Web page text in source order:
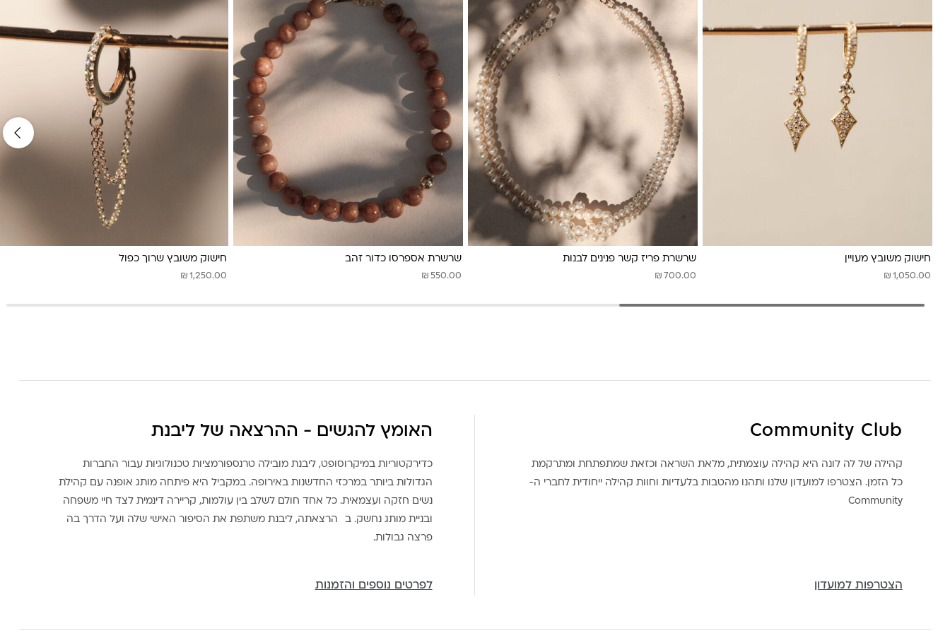
חישוק משובץ מעויין
₪ 1,050.00
שרשרת פריז קשר פנינים לבנות
₪ 700.00
שרשרת אספרסו כדור זהב
₪ 550.00
חישוק משובץ שרוך כפול
₪ 1,250.00
Community Club
קהילה של לה לונה היא קהילה עוצמתית, מלאת השראה וכזאת שמתפתחת ומתרקמת
כל הזמן. הצטרפו למועדון שלנו ותהנו מהטבות בלעדיות וחוות קהילה ייחודית לחברי ה-
Community
הצטרפות למועדון
האומץ להגשים - ההרצאה של ליבנת
כדירקטוריות במיקרוסופט, ליבנת מובילה טרנספורמציות טכנולוגיות עבור החברות
הגדולות ביותר במרכזי החדשנות באירופה. במקביל היא פיתחה מותג אופנה עם קהילת
נשים חזקה ועצמאית. כל אחד חולם לשלב בין עולמות, קריירה דינמית לצד חיי משפחה
ובניית מותג נחשק. ב הרצאתה, ליבנת משתפת את הסיפור האישי שלה ועל הדרך בה
פרצה גבולות.
לפרטים נוספים והזמנות